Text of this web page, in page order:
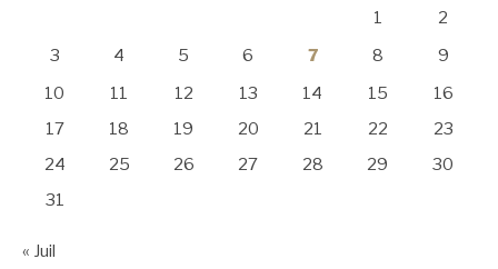
1
2
3
4 5 6 7 8
9
10
11 12 13 14 15
16
17
18 19 20 21 22
23
24
25 26 27 28 29
30
31
« Juil